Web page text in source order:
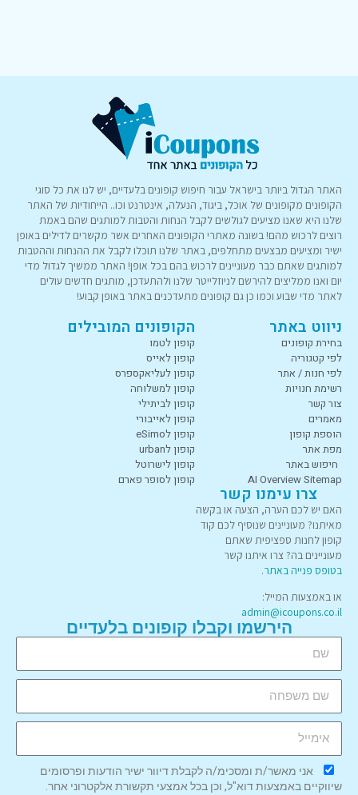
האתר הגדול ביותר בישראל עבור חיפוש קופונים בלעדיים, יש לנו את כל סוגי
הקופונים מקופונים של אוכל, ביגוד, הנעלה, אינטרנט וכו.. הייחודיות של האתר
שלנו היא שאנו מציעים לגולשים לקבל הנחות והטבות למותגים שהם באמת
רוצים לרכוש מהם! בשונה מאתרי הקופונים האחרים אשר מקשרים לדילים באופן
ישיר ומציעים מבצעים מתחלפים, באתר שלנו תוכלו לקבל את ההנחות וההטבות
למותגים שאתם כבר מעוניינים לרכוש בהם בכל אופן! האתר ממשיך לגדול מדי
יום ואנו ממליצים להירשם לניוזלייטר שלנו ולהתעדכן, מותגים חדשים עולים
לאתר מדי שבוע וכמו כן גם קופונים מתעדכנים באתר באופן קבוע!
ניווט באתר
בחירת קופונים
לפי קטגוריה
לפי חנות / אתר
רשימת חנויות
צור קשר
מאמרים
הוספת קופון
מפת אתר
חיפוש באתר
AI Overview Sitemap
הקופונים המובילים
קופון לטמו
קופון לאייס
קופון לעליאקספרס
קופון למשלוחה
קופון לביתילי
קופון לאייבורי
קופון לeSimo
קופון לurban
קופון לישרוטל
קופון לסופר פארם
צרו עימנו קשר
האם יש לכם הערה, הצעה או בקשה
מאיתנו? מעוניינים שנוסיף לכם קוד
קופון לחנות ספציפית שאתם
מעוניינים בה? צרו איתנו קשר
בטופס פנייה באתר.
או באמצעות המייל:
admin@icoupons.co.il
הירשמו וקבלו קופונים בלעדיים
אני מאשר/ת ומסכימ/ה לקבלת דיוור ישיר הודעות ופרסומים
שיווקיים באמצעות דוא"ל, וכן בכל אמצעי תקשורת אלקטרוני אחר.